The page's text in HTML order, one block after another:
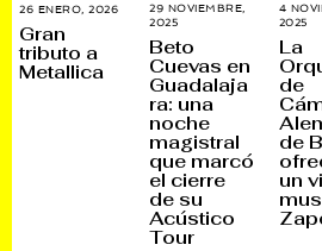
26 ENERO, 2026
Gran
tributo a
Metallica
29 NOVIEMBRE,
2025
N
O
I
E
M
R
E
,
0
2
5
Beto
Cuevas en
Guadalaja
ra: una
noche
magistral
que marcó
el cierre
de su
Acústico
Tour
4
2025
O
V
E
M
B
R
E
,
0
2
La
de
de
un